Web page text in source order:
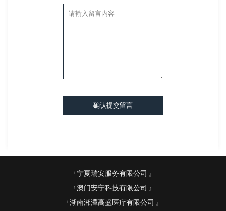
确认提交留言
宁夏瑞安服务有限公司
澳门安宁科技有限公司
湖南湘潭高盛医疗有限公司